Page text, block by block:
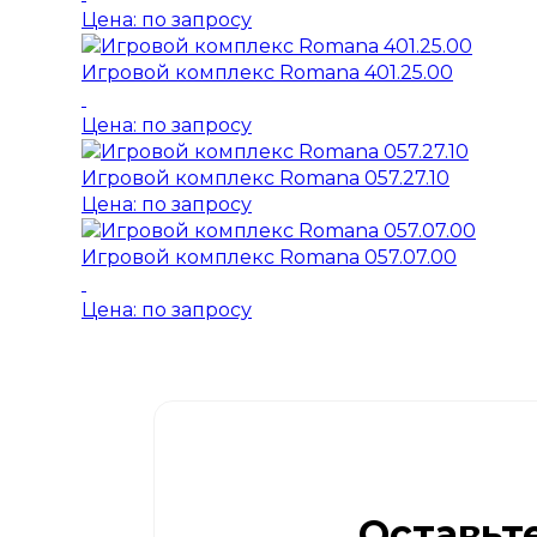
Цена: по запросу
Игровой комплекс Romana 401.25.00
Цена: по запросу
Игровой комплекс Romana 057.27.10
Цена: по запросу
Игровой комплекс Romana 057.07.00
Цена: по запросу